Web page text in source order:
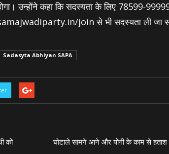
उन्‍होंने कहा कि सदस्यता के लिए 78599-
join से भी सदस्यता ली जा
Sadasyta Abhiyan SAPA
को
घोटाले सामने आने और योगी के काम से